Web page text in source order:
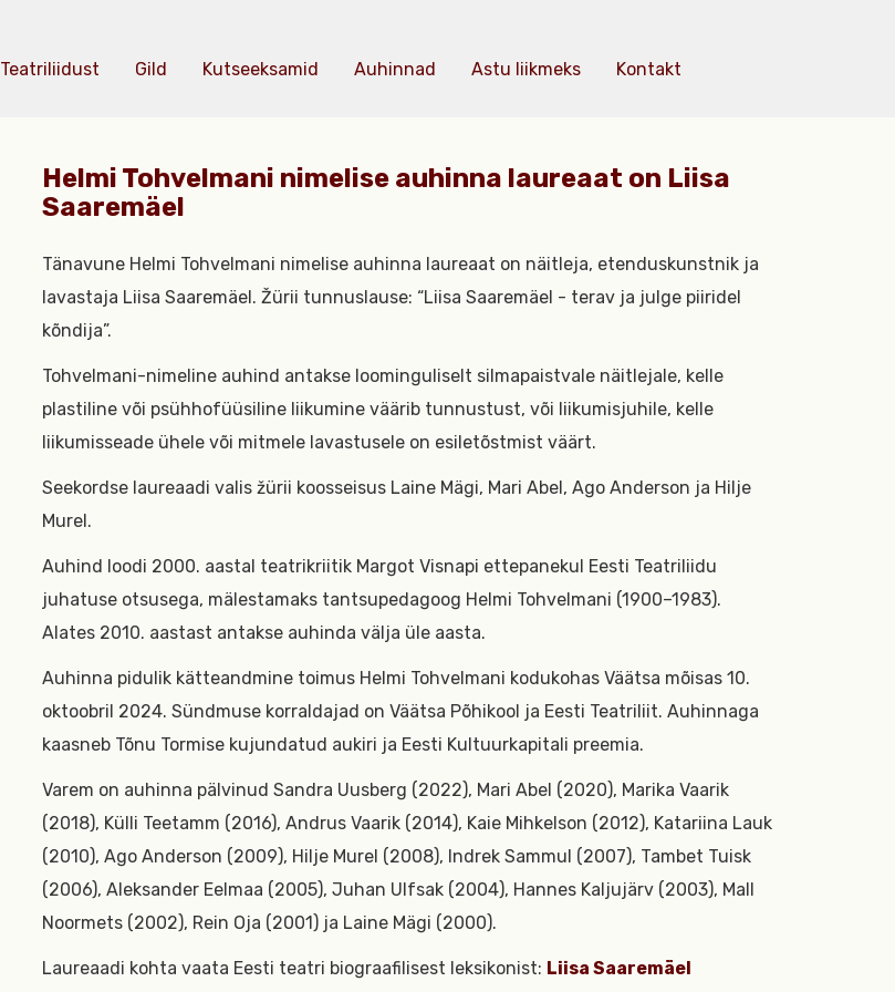
Teatriliidust Gild Kutseeksamid Auhinnad Astu liikmeks Kontakt
Helmi Tohvelmani nimelise auhinna laureaat on Liisa
Saaremäel
Tänavune Helmi Tohvelmani nimelise auhinna laureaat on näitleja, etenduskunstnik ja
lavastaja Liisa Saaremäel. Žürii tunnuslause: “Liisa Saaremäel - terav ja julge piiridel
kõndija”.
Tohvelmani-nimeline auhind antakse loominguliselt silmapaistvale näitlejale, kelle
plastiline või psühhofüüsiline liikumine väärib tunnustust, või liikumisjuhile, kelle
liikumisseade ühele või mitmele lavastusele on esiletõstmist väärt.
Seekordse laureaadi valis žürii koosseisus Laine Mägi, Mari Abel, Ago Anderson ja Hilje
Murel.
Auhind loodi 2000. aastal teatrikriitik Margot Visnapi ettepanekul Eesti Teatriliidu
juhatuse otsusega, mälestamaks tantsupedagoog Helmi Tohvelmani (1900–1983).
Alates 2010. aastast antakse auhinda välja üle aasta.
Auhinna pidulik kätteandmine toimus Helmi Tohvelmani kodukohas Väätsa mõisas 10.
oktoobril 2024. Sündmuse korraldajad on Väätsa Põhikool ja Eesti Teatriliit. Auhinnaga
kaasneb Tõnu Tormise kujundatud aukiri ja Eesti Kultuurkapitali preemia.
Varem on auhinna pälvinud Sandra Uusberg (2022), Mari Abel (2020), Marika Vaarik
(2018), Külli Teetamm (2016), Andrus Vaarik (2014), Kaie Mihkelson (2012), Katariina Lauk
(2010), Ago Anderson (2009), Hilje Murel (2008), Indrek Sammul (2007), Tambet Tuisk
(2006), Aleksander Eelmaa (2005), Juhan Ulfsak (2004), Hannes Kaljujärv (2003), Mall
Noormets (2002), Rein Oja (2001) ja Laine Mägi (2000).
Laureaadi kohta vaata Eesti teatri biograafilisest leksikonist: Liisa Saaremäel